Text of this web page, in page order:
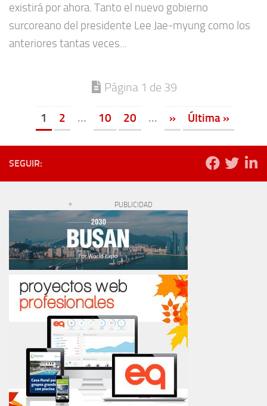
existirá por ahora. Tanto el nuevo gobierno
surcoreano del presidente Lee Jae-myung como los
anteriores tantas veces...
Página 1 de 39
1 2 ... 10 20 ... » Última »
SEGUIR:
PUBLICIDAD